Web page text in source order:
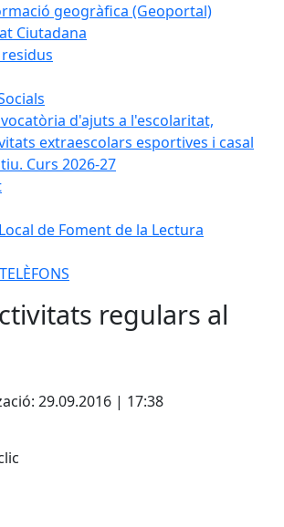
geogràfica (Geoportal)
Ciutadana
d'ajuts a l'escolaritat,
extraescolars esportives i casal
Curs 2026-27
de Foment de la Lectura
regulars al
29.09.2016 | 17:38